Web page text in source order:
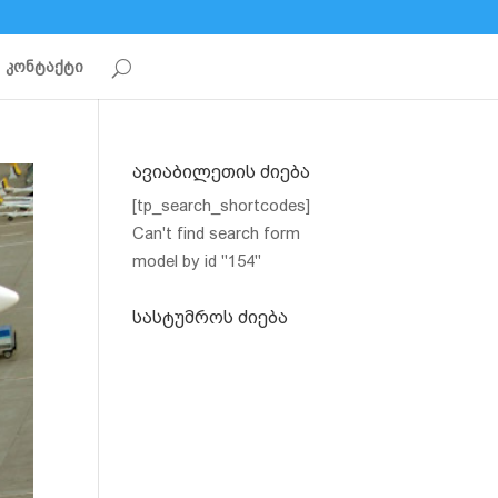
კონტაქტი
ავიაბილეთის ძიება
[tp_search_shortcodes]
Can't find search form
model by id "154"
სასტუმროს ძიება